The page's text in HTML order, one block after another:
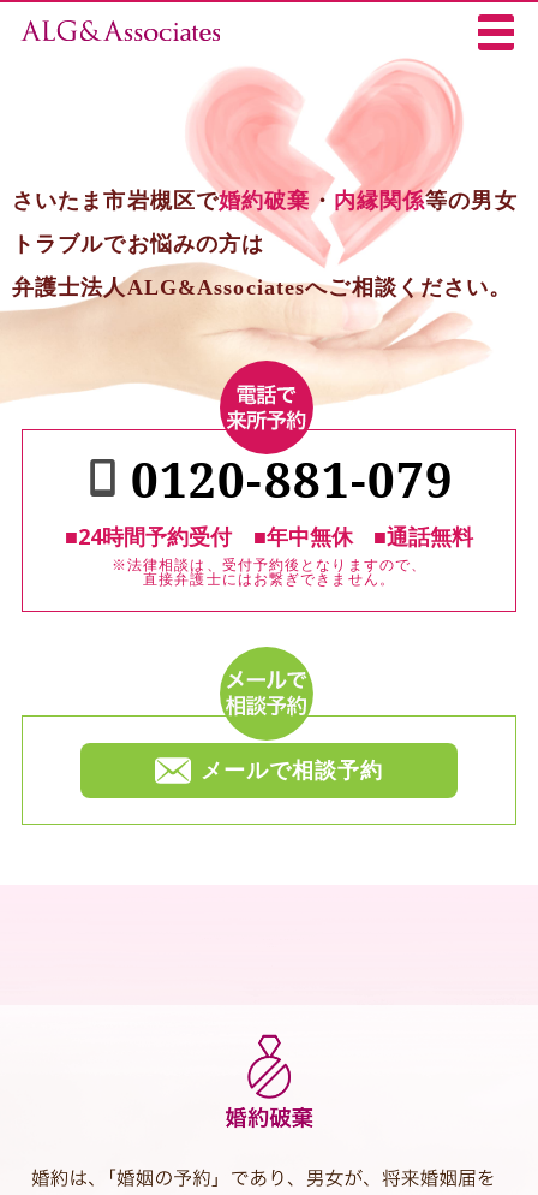
さいたま市岩槻区で婚約破棄 ・ 内縁関係等の男女
トラブルでお悩みの方は
弁護士法人ALG&Associatesへご相談ください。
0120-881-079
■24時間予約受付 ■年中無休 ■通話無料
※法律相談は、受付予約後となりますので、
直接弁護士にはお繋ぎできません。
メールで相談予約